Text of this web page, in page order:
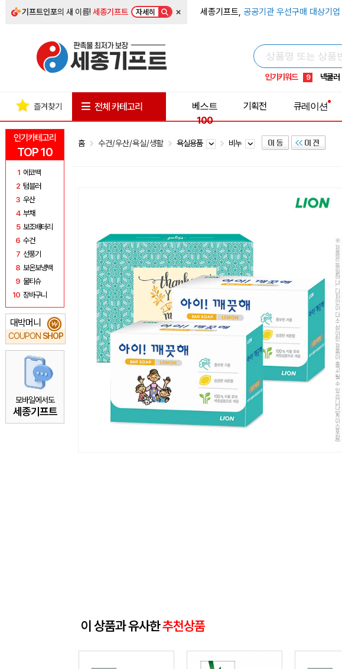
기프트인포의 새 이름!세종기프트 자세히 × 세종기프트, 공공기관 우선구매 대상기업
인기키워드
5 키캡
8 쿨토시
9 넥쿨러
1 선풍기
인기카테고리
TOP 10
1 에코백
2 텀블러
3 우산
4 부채
5 보조배터리
6 수건
7 선풍기
8 보온보냉백
9 물티슈
10 장바구니
대박머니
COUPON SHOP
₩
모바일에서도
세종기프트
즐겨찾기 전체 카테고리
베스트
100
기획전 큐레이션
홈 수건/우산/욕실/생활 욕실용품 비누
이 상품과 유사한추천상품